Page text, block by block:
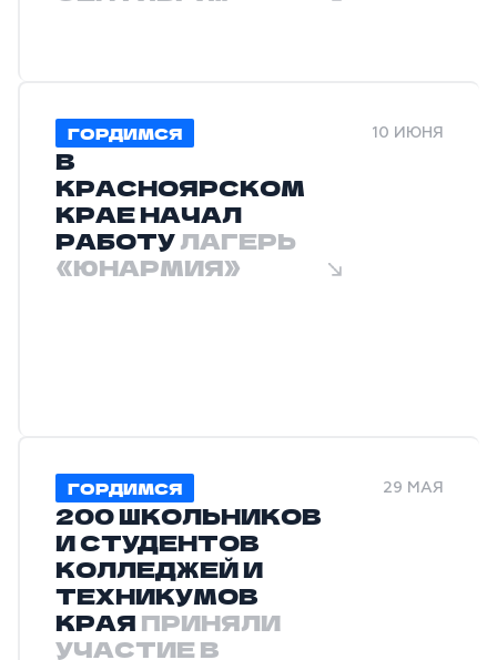
ГОРДИМСЯ 10 ИЮНЯ
В
КРАСНОЯРСКОМ
КРАЕ НАЧАЛ
РАБОТУЛАГЕРЬ
«ЮНАРМИЯ»
ГОРДИМСЯ 29 МАЯ
200 ШКОЛЬНИКОВ
И СТУДЕНТОВ
КОЛЛЕДЖЕЙ И
ТЕХНИКУМОВ
КРАЯ ПРИНЯЛИ
УЧАСТИЕ В